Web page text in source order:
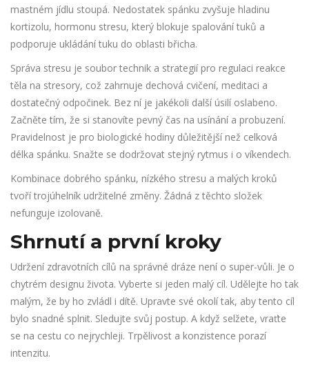
mastném jídlu stoupá. Nedostatek spánku zvyšuje hladinu
kortizolu, hormonu stresu, který blokuje spalování tuků a
podporuje ukládání tuku do oblasti břicha.
Správa stresu je soubor technik a strategií pro regulaci reakce
těla na stresory, což zahrnuje dechová cvičení, meditaci a
dostatečný odpočinek. Bez ní je jakékoli další úsilí oslabeno.
Začněte tím, že si stanovíte pevný čas na usínání a probuzení.
Pravidelnost je pro biologické hodiny důležitější než celková
délka spánku. Snažte se dodržovat stejný rytmus i o víkendech.
Kombinace dobrého spánku, nízkého stresu a malých kroků
tvoří trojúhelník udržitelné změny. Žádná z těchto složek
nefunguje izolovaně.
Shrnutí a první kroky
Udržení zdravotních cílů na správné dráze není o super-vůli. Je o
chytrém designu života. Vyberte si jeden malý cíl. Udělejte ho tak
malým, že by ho zvládl i dítě. Upravte své okolí tak, aby tento cíl
bylo snadné splnit. Sledujte svůj postup. A když selžete, vraťte
se na cestu co nejrychleji. Trpělivost a konzistence porazí
intenzitu.